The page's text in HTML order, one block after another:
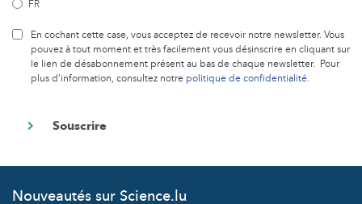
FR
En cochant cette case, vous acceptez de recevoir notre newsletter. Vous
pouvez à tout moment et très facilement vous désinscrire en cliquant sur
le lien de désabonnement présent au bas de chaque newsletter. Pour
plus d’information, consultez notre politique de confidentialité.
Nouveautés sur Science.lu